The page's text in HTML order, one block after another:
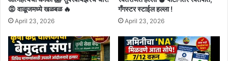
😡 वाळूजमध्ये खळबळ 🔥
April 23, 2026
गँगस्टर स्टाईल हल्ला !
April 23, 2026